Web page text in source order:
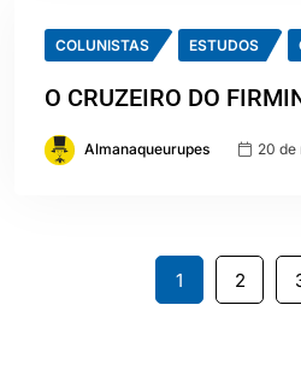
COLUNISTAS ESTUDOS
O CRUZEIRO DO
Almanaqueurupes 20 de
1 2